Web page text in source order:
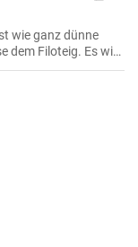
dem Filoteig. Es wird
und Gewürzen